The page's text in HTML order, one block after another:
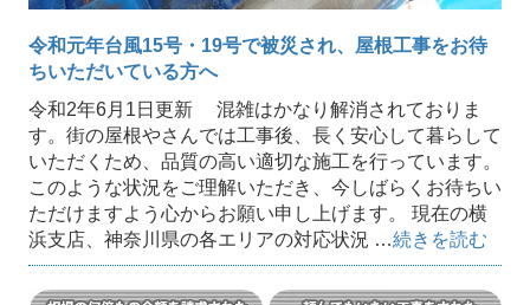
令和元年台風15号・19号で被災され、屋根工事をお待
ちいただいている方へ
令和2年6月1日更新 混雑はかなり解消されておりま
す。街の屋根やさんでは工事後、長く安心して暮らして
いただくため、品質の高い適切な施工を行っています。
このような状況をご理解いただき、今しばらくお待ちい
ただけますよう心からお願い申し上げます。 現在の横
浜支店、神奈川県の各エリアの対応状況 …続きを読む